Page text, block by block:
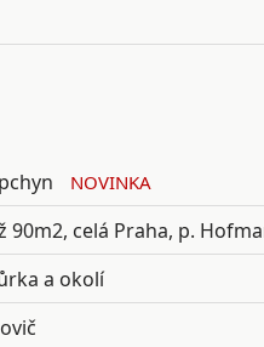
NOVINKA
90m2, celá Praha, p.
a okolí